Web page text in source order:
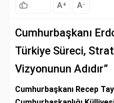
A+ A-
Cumhurbaşkanı
Türkiye Süreci,
Vizyonunun Adıdır”
Cumhurbaşkanı Recep